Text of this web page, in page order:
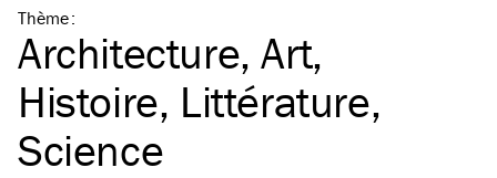
Thème:
Architecture Art
Histoire Littérature
Science